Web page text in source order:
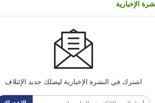
الإخبارية
اشترك في النشرة الإخبارية ليصلك جديد الإئتلاف